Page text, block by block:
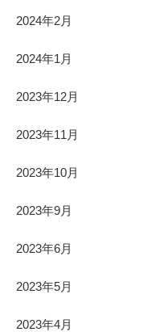
2024年2月
2024年1月
2023年12月
2023年11月
2023年10月
2023年9月
2023年6月
2023年5月
2023年4月